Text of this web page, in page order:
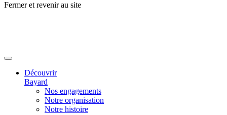
Fermer et revenir au site
Découvrir
Bayard
Nos engagements
Notre organisation
Notre histoire